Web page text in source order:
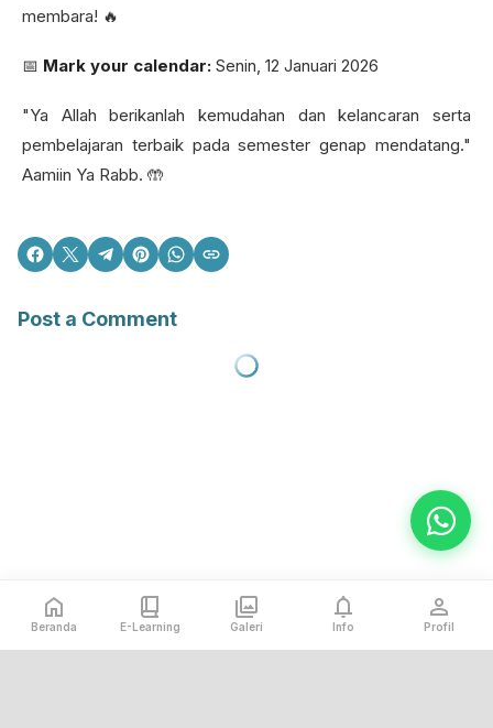
membara! 🔥
📅 Mark your calendar: Senin, 12 Januari 2026
"Ya Allah berikanlah kemudahan dan kelancaran serta
pembelajaran terbaik pada semester genap mendatang."
Aamiin Ya Rabb. 🤲
Post a Comment
Beranda E-Learning Galeri Info Profil